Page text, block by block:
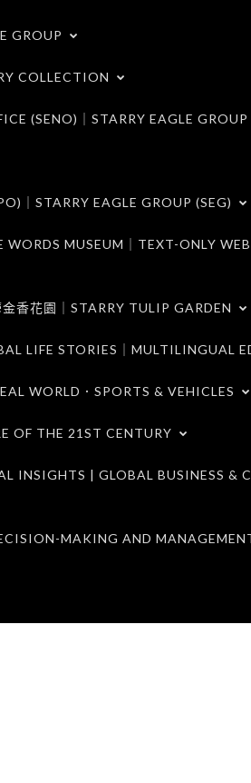
GROUP
COLLECTION
(SENO)｜STARRY EAGLE GROUP
｜STARRY EAGLE GROUP (SEG)
WORDS MUSEUM｜TEXT-ONLY
香花園｜STARRY TULIP GARDEN
LIFE STORIES｜MULTILINGUAL
WORLD．SPORTS & VEHICLES
OF THE 21ST CENTURY
INSIGHTS | GLOBAL BUSINESS &
MAKING AND